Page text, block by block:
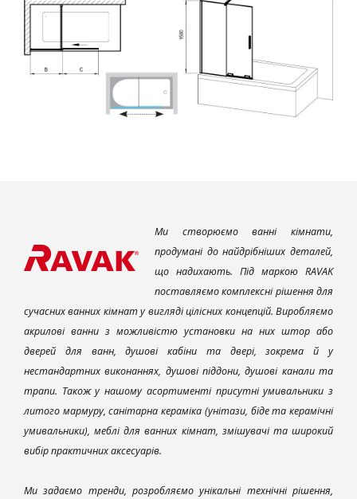
Ми створюємо ванні кімнати,
продумані до найдрібніших деталей,
що надихають. Під маркою RAVAK
поставляємо комплексні рішення для
сучасних ванних кімнат у вигляді цілісних концепцій. Виробляємо
акрилові ванни з можливістю установки на них штор або
дверей для ванн, душові кабіни та двері, зокрема й у
нестандартних виконаннях, душові піддони, душові канали та
трапи. Також у нашому асортименті присутні умивальники з
литого мармуру, санітарна кераміка (унітази, біде та керамічні
умивальники), меблі для ванних кімнат, змішувачі та широкий
вибір практичних аксесуарів.
Ми задаємо тренди, розробляємо унікальні технічні рішення,